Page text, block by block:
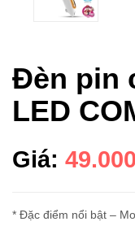
Đèn pin
LED
Giá:
* Đặc điểm nổi bật –